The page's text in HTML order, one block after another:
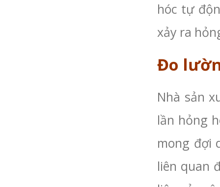
hóc tự
xảy ra
Đo
Nhà sản
lần hỏng
mong đợi
liên quan